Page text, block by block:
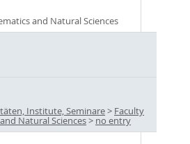
and Natural Sciences
Institute, Seminare> Faculty
Natural Sciences> no entry